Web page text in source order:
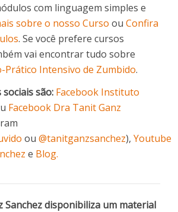
com linguagem simples e
sobre o nosso Curso ou Confira
. Se você prefere cursos
vai encontrar tudo sobre
Prático Intensivo de Zumbido.
são: Facebook Instituto
Facebook Dra Tanit Ganz
ou @tanitganzsanchez), Youtube
e Blog.
Sanchez disponibiliza um material